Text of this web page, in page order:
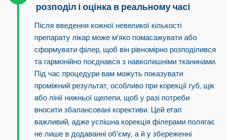
розподіл і оцінка в реальному часі
Після введення кожної невеликої кількості
препарату лікар може м’яко помасажувати або
сформувати філер, щоб він рівномірно розподілився
та гармонійно поєднався з навколишніми тканинами.
Під час процедури вам можуть показувати
проміжний результат, особливо при корекції губ, щік
або лінії нижньої щелепи, щоб у разі потреби
вносити збалансовані корективи. Цей етап
важливий, адже успішна корекція філерами полягає
не лише в додаванні об’єму, а й у збереженні